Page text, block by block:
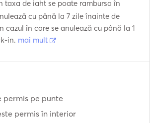
taxa de iaht se poate rambursa în
cu până la 7 zile înainte de
cazul în care se anulează cu până la 1
in. mai mult
permis pe punte
permis în interior